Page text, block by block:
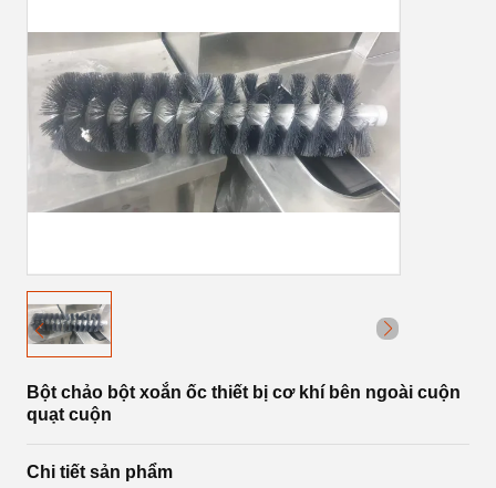
Bột chảo bột xoắn ốc thiết bị cơ khí bên ngoài cuộn
quạt cuộn
Chi tiết sản phẩm